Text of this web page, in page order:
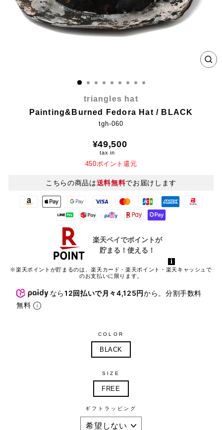
triangles hat
Painting&Burned Fedora Hat / BLACK
tgh-060
Regular
price
¥49,500
tax in
450ポイント還元
こちらの商品は送料無料でお届けします
※楽天ポイントが貯まるのは、楽天カード・楽天ポイント・楽天キャッシュで
のお支払いに限ります。
なら12回払いで月々4,125円から。分割手数料
無料
COLOR
BLACK
SIZE
FREE
ギフトラッピング